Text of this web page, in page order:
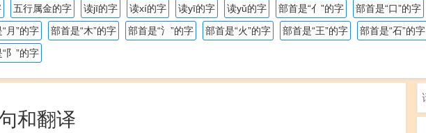
五行属金的字 读jī的字 读xí的字 读yī的字 读yǔ的字 部首是“亻”的字 部首是“口”的字
月”的字 部首是“木”的字 部首是“氵”的字 部首是“火”的字 部首是“王”的字 部首是“石”的字
阝”的字
和翻译